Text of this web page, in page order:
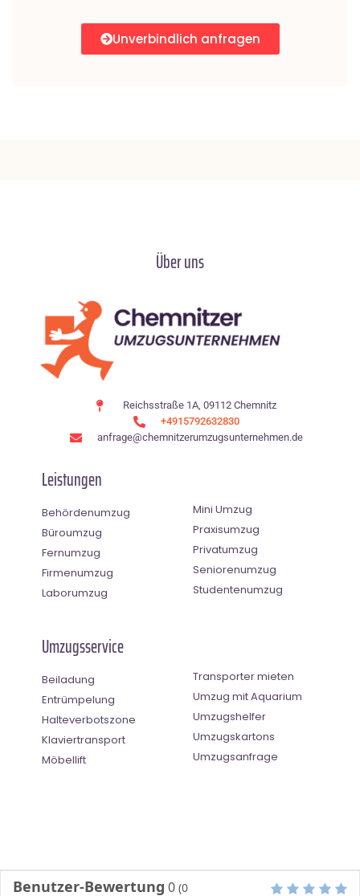
Unverbindlich anfragen
Über uns
Reichsstraße 1A, 09112 Chemnitz
+4915792632830
anfrage@chemnitzerumzugsunternehmen.de
Leistungen
Behördenumzug
Büroumzug
Fernumzug
Firmenumzug
Laborumzug
Mini Umzug
Praxisumzug
Privatumzug
Seniorenumzug
Studentenumzug
Umzugsservice
Beiladung
Entrümpelung
Halteverbotszone
Klaviertransport
Möbellift
Transporter mieten
Umzug mit Aquarium
Umzugshelfer
Umzugskartons
Umzugsanfrage
Benutzer-Bewertung 0 (0